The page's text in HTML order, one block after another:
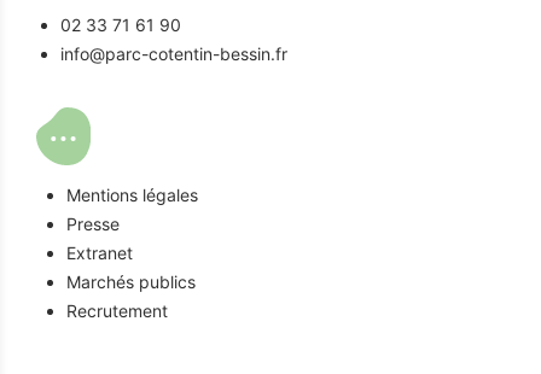
02 33 71 61 90
info@parc-cotentin-bessin.fr
Mentions légales
Presse
Extranet
Marchés publics
Recrutement